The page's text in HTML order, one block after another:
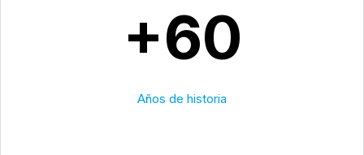
+60
Años de historia